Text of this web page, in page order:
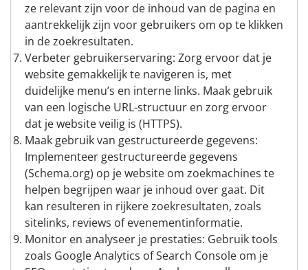
ze relevant zijn voor de inhoud van de pagina en
aantrekkelijk zijn voor gebruikers om op te klikken
in de zoekresultaten.
Verbeter gebruikerservaring: Zorg ervoor dat je
website gemakkelijk te navigeren is, met
duidelijke menu’s en interne links. Maak gebruik
van een logische URL-structuur en zorg ervoor
dat je website veilig is (HTTPS).
Maak gebruik van gestructureerde gegevens:
Implementeer gestructureerde gegevens
(Schema.org) op je website om zoekmachines te
helpen begrijpen waar je inhoud over gaat. Dit
kan resulteren in rijkere zoekresultaten, zoals
sitelinks, reviews of evenementinformatie.
Monitor en analyseer je prestaties: Gebruik tools
zoals Google Analytics of Search Console om je